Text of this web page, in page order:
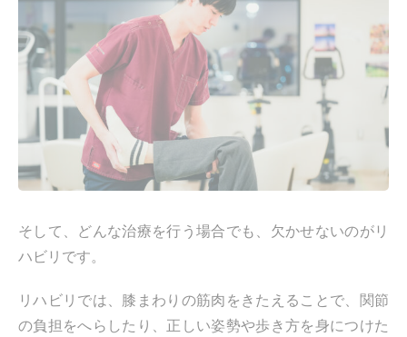
そして、どんな治療を行う場合でも、欠かせないのがリ
ハビリです。
リハビリでは、膝まわりの筋肉をきたえることで、関節
の負担をへらしたり、正しい姿勢や歩き方を身につけた